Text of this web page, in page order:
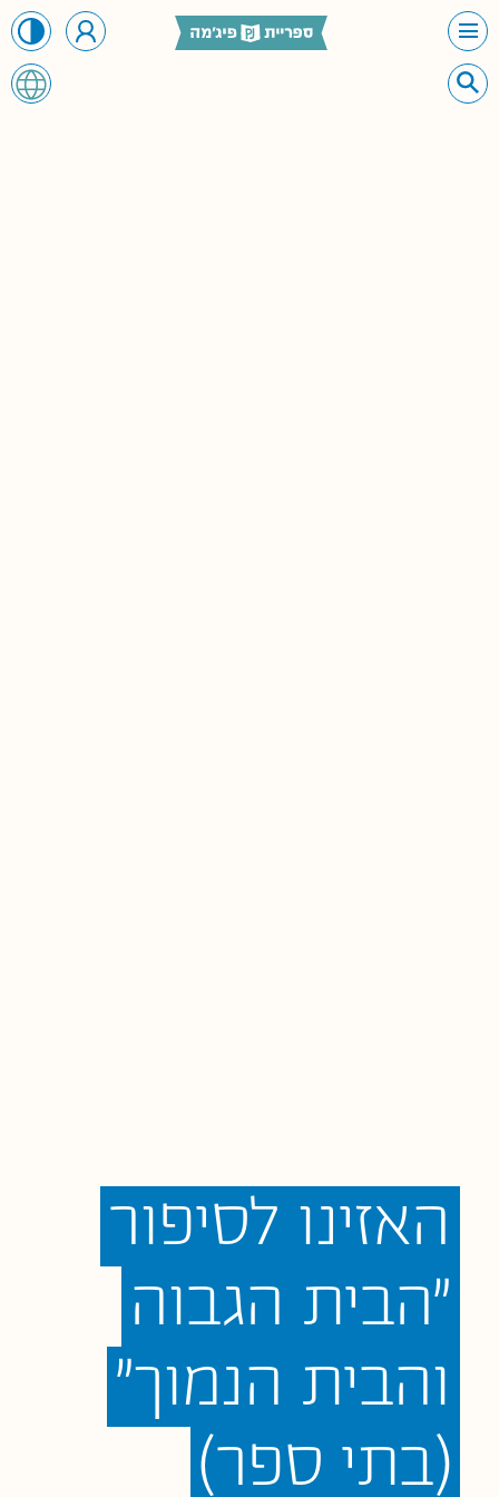
האזינו לסיפור
"הבית הגבוה
והבית הנמוך"
(בתי ספר)